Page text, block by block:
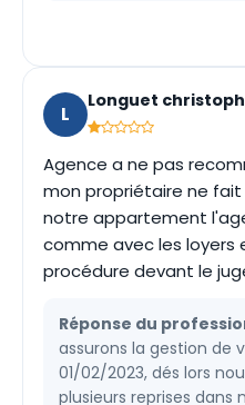
L
Longuet
Agence a ne pas
mon propriétaire ne
notre appartement
comme avec les loyers
procédure devant le
Réponse du
assurons la gestion de
01/02/2023, dés lors
plusieurs reprises dans